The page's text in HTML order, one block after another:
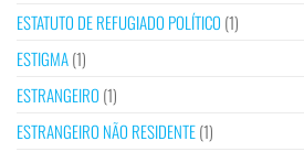
ESTATUTO DE REFUGIADO POLÍTICO (1)
ESTIGMA(1)
ESTRANGEIRO (1)
ESTRANGEIRO NÃO RESIDENTE(1)